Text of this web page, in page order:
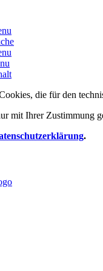
die für den
mit Ihrer Zustimmung
.